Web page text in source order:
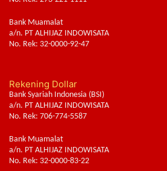
Bank Muamalat
a/n. PT ALHIJAZ INDOWISATA
No. Rek: 32-0000-92-47
Rekening Dollar
Bank Syariah Indonesia (BSI)
a/n. PT ALHIJAZ INDOWISATA
No. Rek: 706-774-5587
Bank Muamalat
a/n. PT ALHIJAZ INDOWISATA
No. Rek: 32-0000-83-22